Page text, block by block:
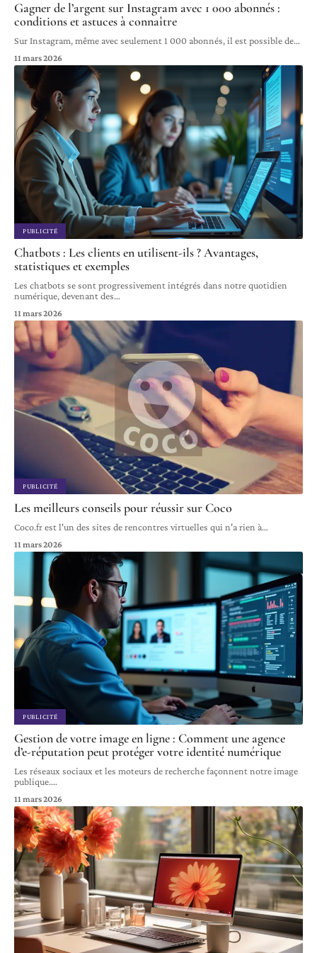
Gagner de l’argent sur Instagram avec 1 000 abonnés :
conditions et astuces à connaître
Sur Instagram, même avec seulement 1 000 abonnés, il est possible de…
11 mars 2026
PUBLICITÉ
Chatbots : Les clients en utilisent-ils ? Avantages,
statistiques et exemples
Les chatbots se sont progressivement intégrés dans notre quotidien
numérique, devenant des…
11 mars 2026
PUBLICITÉ
Les meilleurs conseils pour réussir sur Coco
Coco.fr est l'un des sites de rencontres virtuelles qui n'a rien à…
11 mars 2026
PUBLICITÉ
Gestion de votre image en ligne : Comment une agence
d’e-réputation peut protéger votre identité numérique
Les réseaux sociaux et les moteurs de recherche façonnent notre image
publique.…
11 mars 2026